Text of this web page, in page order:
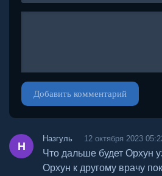
Добавить комментарий
Н
Назгуль 12 октября 2023
Что дальше будет Орхун
Орхун к другому врачу